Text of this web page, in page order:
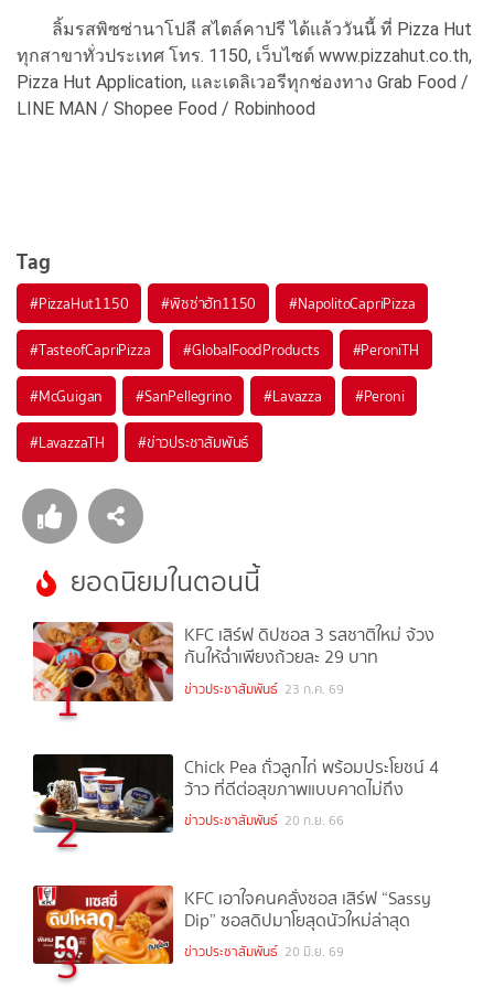
ลิ้มรสพิซซ่านาโปลี สไตล์คาปรี ได้แล้ววันนี้ ที่ Pizza Hut
ทุกสาขาทั่วประเทศ โทร. 1150, เว็บไซต์ www.pizzahut.co.th,
Pizza Hut Application, และเดลิเวอรีทุกช่องทาง Grab Food /
LINE MAN / Shopee Food / Robinhood
Tag
#PizzaHut1150 #พิซซ่าฮัท1150 #NapolitoCapriPizza
#TasteofCapriPizza #GlobalFoodProducts #PeroniTH
#McGuigan #SanPellegrino #Lavazza #Peroni
#LavazzaTH #ข่าวประชาสัมพันธ์
ยอดนิยมในตอนนี้
1
KFC เสิร์ฟ ดิปซอส 3 รสชาติใหม่ จ้วง
กันให้ฉ่ำเพียงถ้วยละ 29 บาท
ข่าวประชาสัมพันธ์ 23 ก.ค. 69
2
Chick Pea ถั่วลูกไก่ พร้อมประโยชน์ 4
ว้าว ที่ดีต่อสุขภาพแบบคาดไม่ถึง
ข่าวประชาสัมพันธ์ 20 ก.ย. 66
3
KFC เอาใจคนคลั่งซอส เสิร์ฟ “Sassy
Dip” ซอสดิปมาโยสุดนัวใหม่ล่าสุด
ข่าวประชาสัมพันธ์ 20 มิ.ย. 69